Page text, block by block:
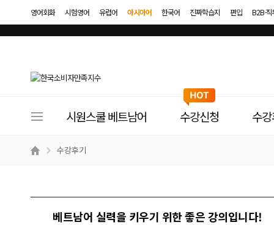
영어회화 시험영어 유럽어 아시아어 한국어 진짜학습지 편입 B2B·
이
메
시원스쿨 베트남어 수강신청 수
수강후기
베트남어 실력을 키우기 위한 좋은 강의입니다!